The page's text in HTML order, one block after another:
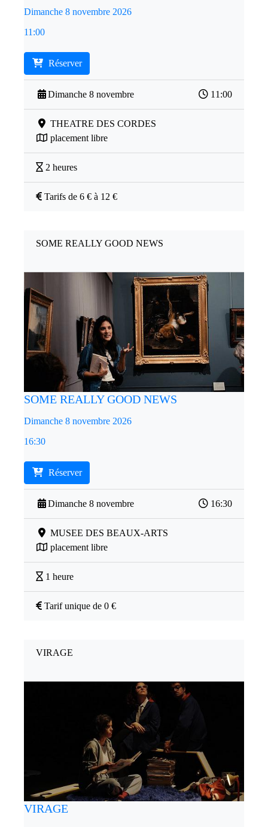
Dimanche 8 novembre 2026
11:00
Réserver
Dimanche 8 novembre 11:00
THEATRE DES CORDES
placement libre
2 heures
Tarifs de 6 € à 12 €
SOME REALLY GOOD NEWS
SOME REALLY GOOD NEWS
Dimanche 8 novembre 2026
16:30
Réserver
Dimanche 8 novembre 16:30
MUSEE DES BEAUX-ARTS
placement libre
1 heure
Tarif unique de 0 €
VIRAGE
VIRAGE